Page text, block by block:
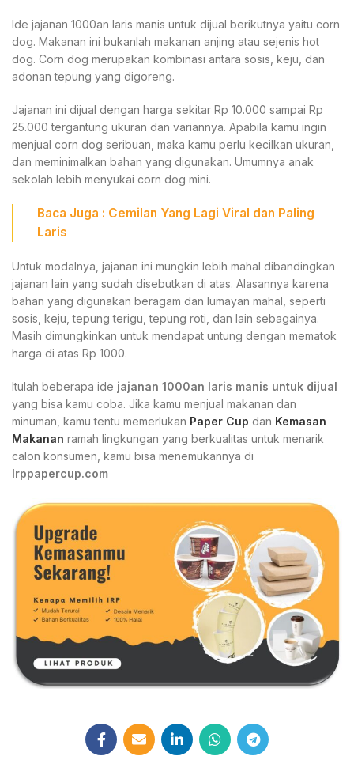
Ide jajanan 1000an laris manis untuk dijual berikutnya yaitu corn
dog. Makanan ini bukanlah makanan anjing atau sejenis hot
dog. Corn dog merupakan kombinasi antara sosis, keju, dan
adonan tepung yang digoreng.
Jajanan ini dijual dengan harga sekitar Rp 10.000 sampai Rp
25.000 tergantung ukuran dan variannya. Apabila kamu ingin
menjual corn dog seribuan, maka kamu perlu kecilkan ukuran,
dan meminimalkan bahan yang digunakan. Umumnya anak
sekolah lebih menyukai corn dog mini.
Baca Juga : Cemilan Yang Lagi Viral dan Paling
Laris
Untuk modalnya, jajanan ini mungkin lebih mahal dibandingkan
jajanan lain yang sudah disebutkan di atas. Alasannya karena
bahan yang digunakan beragam dan lumayan mahal, seperti
sosis, keju, tepung terigu, tepung roti, dan lain sebagainya.
Masih dimungkinkan untuk mendapat untung dengan mematok
harga di atas Rp 1000.
Itulah beberapa ide jajanan 1000an laris manis untuk dijual
yang bisa kamu coba. Jika kamu menjual makanan dan
minuman, kamu tentu memerlukan Paper Cup dan Kemasan
Makanan ramah lingkungan yang berkualitas untuk menarik
calon konsumen, kamu bisa menemukannya di
Irppapercup.com